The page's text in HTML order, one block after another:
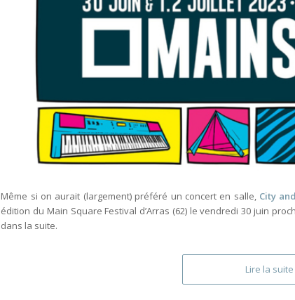
Même si on aurait (largement) préféré un concert en salle, City
édition du Main Square Festival d’Arras (62) le vendredi 30 juin
dans la suite.
Lire la suite